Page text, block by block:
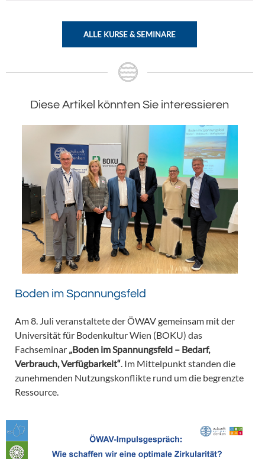
ALLE KURSE & SEMINARE
Diese Artikel könnten Sie interessieren
Boden im Spannungsfeld
Am 8. Juli veranstaltete der ÖWAV gemeinsam mit der
Universität für Bodenkultur Wien (BOKU) das
Fachseminar „Boden im Spannungsfeld – Bedarf,
Verbrauch, Verfügbarkeit“ . Im Mittelpunkt standen die
zunehmenden Nutzungskonflikte rund um die begrenzte
Ressource.